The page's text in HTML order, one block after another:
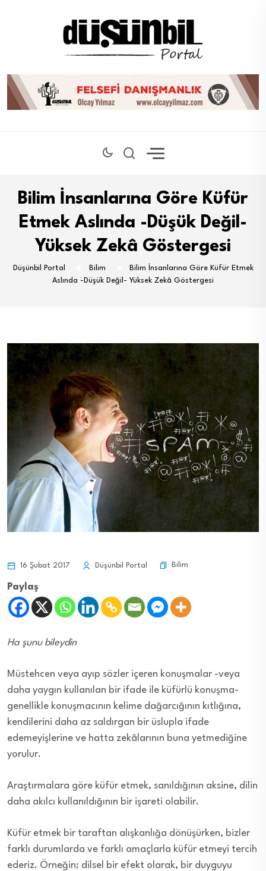
Bilim İnsanlarına Göre Küfür
Etmek Aslında -Düşük Değil-
Yüksek Zekâ Göstergesi
Düşünbil Portal Bilim
Bilim İnsanlarına Göre Küfür Etmek
Aslında -Düşük Değil- Yüksek Zekâ Göstergesi
16 Şubat 2017 Düşünbil Portal Bilim
Paylaş
Ha şunu bileydin
Müstehcen veya ayıp sözler içeren konuşmalar -veya
daha yaygın kullanılan bir ifade ile küfürlü konuşma-
genellikle konuşmacının kelime dağarcığının kıtlığına,
kendilerini daha az saldırgan bir üslupla ifade
edemeyişlerine ve hatta zekâlarının buna yetmediğine
yorulur.
Araştırmalara göre küfür etmek, sanıldığının aksine, dilin
daha akılcı kullanıldığının bir işareti olabilir.
Küfür etmek bir taraftan alışkanlığa dönüşürken, bizler
farklı durumlarda ve farklı amaçlarla küfür etmeyi tercih
ederiz. Örneğin; dilsel bir efekt olarak, bir duyguyu